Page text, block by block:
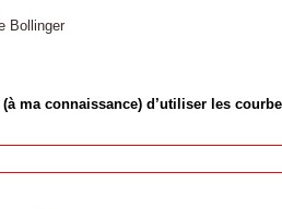
Bollinger
ma connaissance) d’utiliser les